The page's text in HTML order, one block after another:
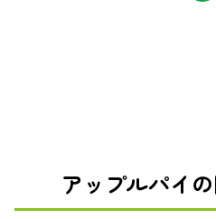
アップルパイ